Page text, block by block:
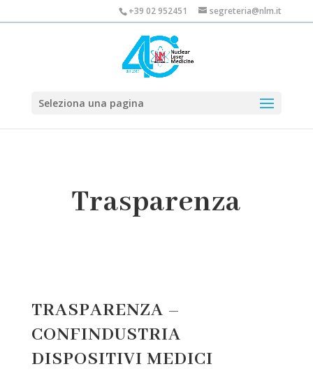
+39 02 952451 segreteria@nlm.it
Seleziona una pagina
Trasparenza
TRASPARENZA –
CONFINDUSTRIA
DISPOSITIVI MEDICI